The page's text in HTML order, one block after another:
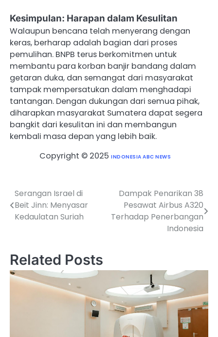
Kesimpulan: Harapan dalam Kesulitan
Walaupun bencana telah menyerang dengan
keras, berharap adalah bagian dari proses
pemulihan. BNPB terus berkomitmen untuk
membantu para korban banjir bandang dalam
getaran duka, dan semangat dari masyarakat
tampak mempersatukan dalam menghadapi
tantangan. Dengan dukungan dari semua pihak,
diharapkan masyarakat Sumatera dapat segera
bangkit dari kesulitan ini dan membangun
kembali masa depan yang lebih baik.
Copyright © 2025 INDONESIA ABC NEWS
Post
navigation
Serangan Israel di
Beit Jinn: Menyasar
Kedaulatan Suriah
Dampak Penarikan 38
Pesawat Airbus A320
Terhadap Penerbangan
Indonesia
Related Posts